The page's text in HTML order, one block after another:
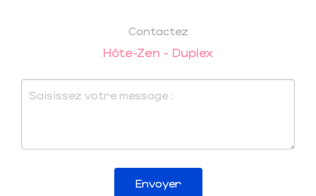
Contactez
Hôte-Zen - Duplex
Envoyer